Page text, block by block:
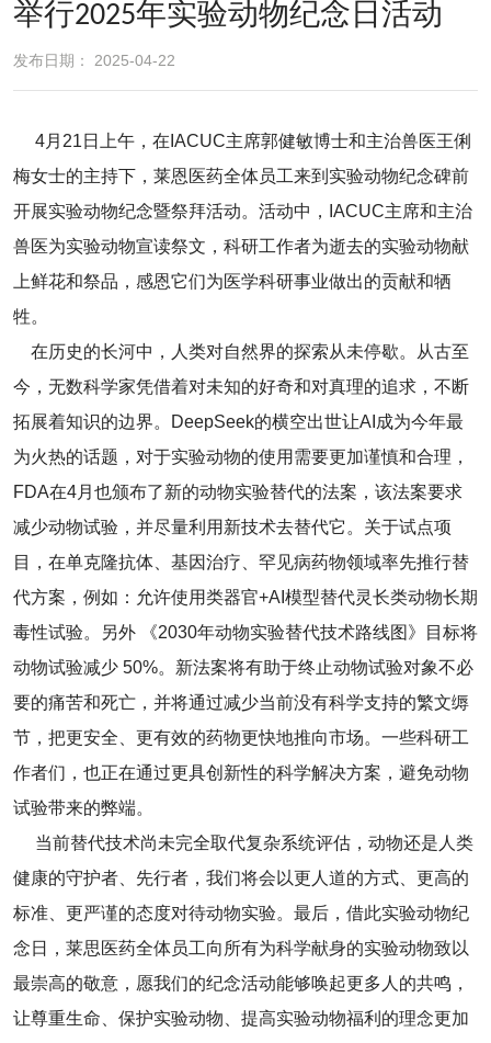
举行2025年实验动物纪念日活动
发布日期： 2025-04-22
4月21日上午，在IACUC主席郭健敏博士和主治兽医王俐
梅女士的主持下，莱恩医药全体员工来到实验动物纪念碑前
开展实验动物纪念暨祭拜活动。活动中，IACUC主席和主治
兽医为实验动物宣读祭文，科研工作者为逝去的实验动物献
上鲜花和祭品，感恩它们为医学科研事业做出的贡献和牺
牲。
在历史的长河中，人类对自然界的探索从未停歇。从古至
今，无数科学家凭借着对未知的好奇和对真理的追求，不断
拓展着知识的边界。DeepSeek的横空出世让AI成为今年最
为火热的话题，对于实验动物的使用需要更加谨慎和合理，
FDA在4月也颁布了新的动物实验替代的法案，该法案要求
减少动物试验，并尽量利用新技术去替代它。关于试点项
目，在单克隆抗体、基因治疗、罕见病药物领域率先推行替
代方案，例如：允许使用类器官+AI模型替代灵长类动物长期
毒性试验。另外 《2030年动物实验替代技术路线图》目标将
动物试验减少 50%。新法案将有助于终止动物试验对象不必
要的痛苦和死亡，并将通过减少当前没有科学支持的繁文缛
节，把更安全、更有效的药物更快地推向市场。一些科研工
作者们，也正在通过更具创新性的科学解决方案，避免动物
试验带来的弊端。
当前替代技术尚未完全取代复杂系统评估，动物还是人类
健康的守护者、先行者，我们将会以更人道的方式、更高的
标准、更严谨的态度对待动物实验。最后，借此实验动物纪
念日，莱思医药全体员工向所有为科学献身的实验动物致以
最崇高的敬意，愿我们的纪念活动能够唤起更多人的共鸣，
让尊重生命、保护实验动物、提高实验动物福利的理念更加